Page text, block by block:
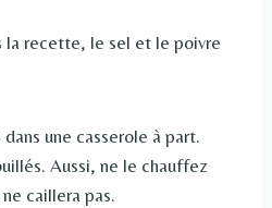
recette, le sel et le poivre
une casserole à part.
Aussi, ne le chauffez
caillera pas.